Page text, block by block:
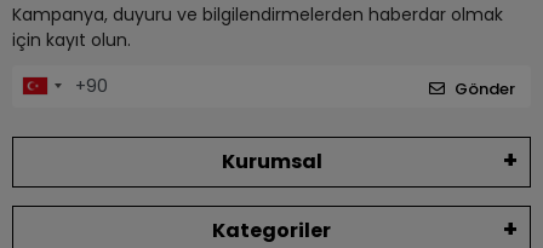
Kampanya, duyuru ve bilgilendirmelerden haberdar olmak
için kayıt olun.
Gönder
Kurumsal
Kategoriler